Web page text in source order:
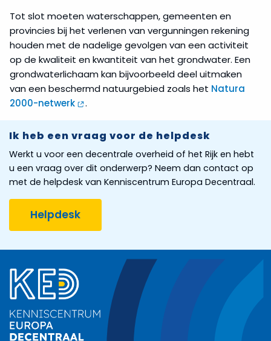
Tot slot moeten waterschappen, gemeenten en
provincies bij het verlenen van vergunningen rekening
houden met de nadelige gevolgen van een activiteit
op de kwaliteit en kwantiteit van het grondwater. Een
grondwaterlichaam kan bijvoorbeeld deel uitmaken
van een beschermd natuurgebied zoals het Natura
2000-netwerk
.
Ik heb een vraag voor de helpdesk
Werkt u voor een decentrale overheid of het Rijk en hebt
u een vraag over dit onderwerp? Neem dan contact op
met de helpdesk van Kenniscentrum Europa Decentraal.
Helpdesk